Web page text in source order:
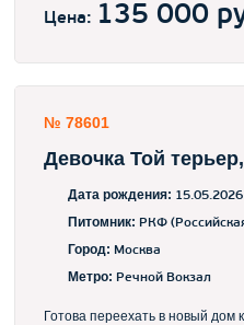
солнышке серебром.
вакцинированная. Все
Цена: 135 000
№ 78601
Девочка Той
Дата рождения: 15.05.2026
Питомник: РКФ
Город: Москва
Метро: Речной Вокзал
Готова переехать в новый дом к своим